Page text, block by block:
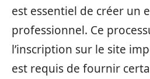
est essentiel de créer un
professionnel. Ce
l’inscription sur le site
est requis de fournir